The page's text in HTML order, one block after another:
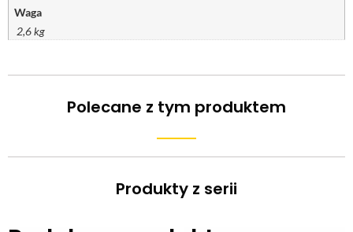
Waga
2,6 kg
Polecane z tym produktem
Produkty z serii